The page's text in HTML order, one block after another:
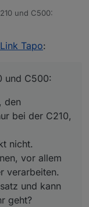
und C500:
den Datenpunkt
C210, funktioniert
vor allem
und kann
geht?
Tapo:
und C500:
den
bei der C210,
nicht.
vor allem
verarbeiten.
und kann
geht?